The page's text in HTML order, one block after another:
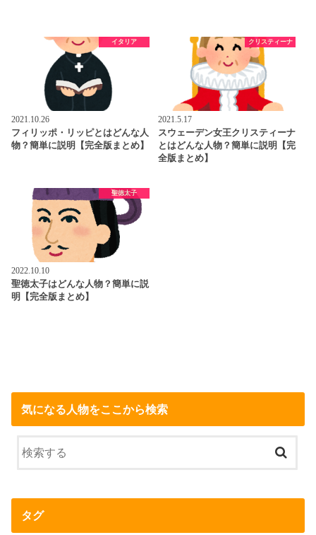
イタリア
2021.10.26
フィリッポ・リッピとはどんな人
物？簡単に説明【完全版まとめ】
クリスティーナ
2021.5.17
スウェーデン女王クリスティーナ
とはどんな人物？簡単に説明【完
全版まとめ】
聖徳太子
2022.10.10
聖徳太子はどんな人物？簡単に説
明【完全版まとめ】
気になる人物をここから検索
タグ